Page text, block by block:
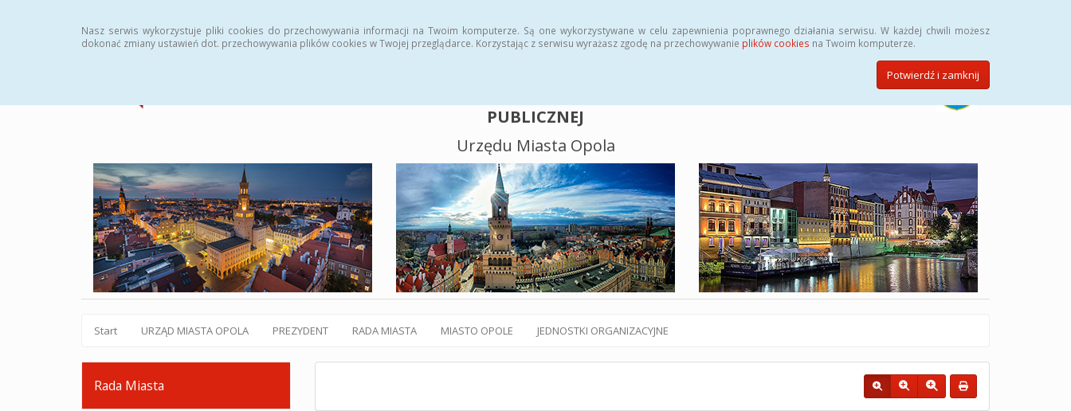
Nasz serwis wykorzystuje pliki cookies do przechowywania informacji na Twoim komputerze. Są one wykorzystywane w celu zapewnienia poprawnego działania serwisu. W każdej chwili możesz
dokonać zmiany ustawień dot. przechowywania plików cookies w Twojej przeglądarce. Korzystając z serwisu wyrażasz zgodę na przechowywanie plików cookies na Twoim komputerze.
Potwierdź i zamknij
PUBLICZNEJ
Urzędu Miasta Opola
Start URZĄD MIASTA OPOLA PREZYDENT RADA MIASTA MIASTO OPOLE JEDNOSTKI ORGANIZACYJNE
Rada Miasta